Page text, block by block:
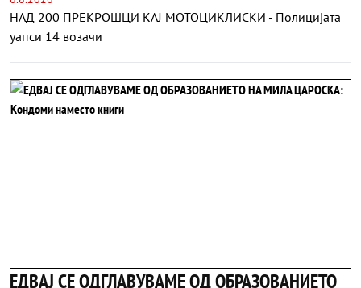
НАД 200 ПРЕКРОШЦИ КАЈ МОТОЦИКЛИСКИ - Полицијата
уапси 14 возачи
ЕДВАЈ СЕ ОДГЛАВУВАМЕ ОД ОБРАЗОВАНИЕТО